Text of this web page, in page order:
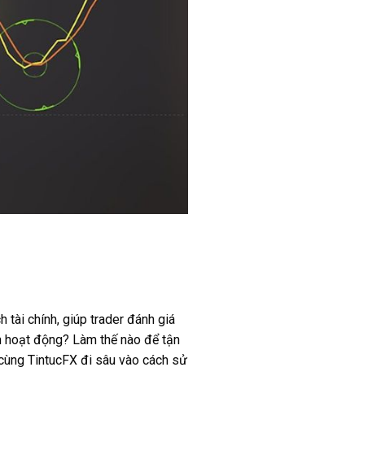
tài chính, giúp trader đánh giá
động? Làm thế nào để tận
TintucFX đi sâu vào cách sử